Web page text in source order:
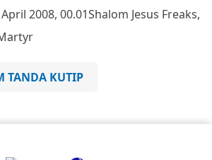
2008, 00.01Shalom Jesus Freaks,
TANDA KUTIP